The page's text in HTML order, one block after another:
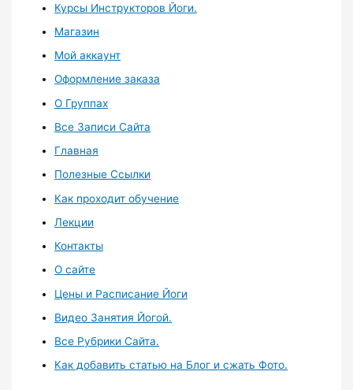
Курсы Инструкторов Йоги.
Магазин
Мой аккаунт
Оформление заказа
О Группах
Все Записи Сайта
Главная
Полезные Ссылки
Как проходит обучение
Лекции
Контакты
О сайте
Цены и Расписание Йоги
Видео Занятия Йогой.
Все Рубрики Сайта.
Как добавить статью на Блог и сжать Фото.